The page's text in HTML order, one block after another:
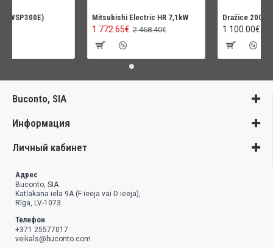
Mitsubishi Electric HR 7,1kW
1 772.65€ 2 468.40€
Dražice 200Л
1 100.00€
Buconto, SIA
Информация
Личный кабинет
Адрес
Buconto, SIA
Katlakana iela 9A (F ieeja vai D ieeja),
Rīga, LV-1073
Телефон
+371 25577017
veikals@buconto.com